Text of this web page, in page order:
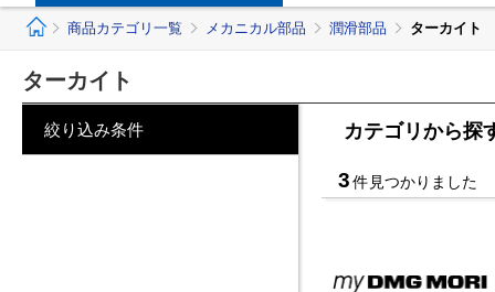
ホーム
商品カテゴリ一覧 メカニカル部品 潤滑部品 ターカイト
ターカイト
カテゴリから探
3 件見つかりました
絞り込み条件